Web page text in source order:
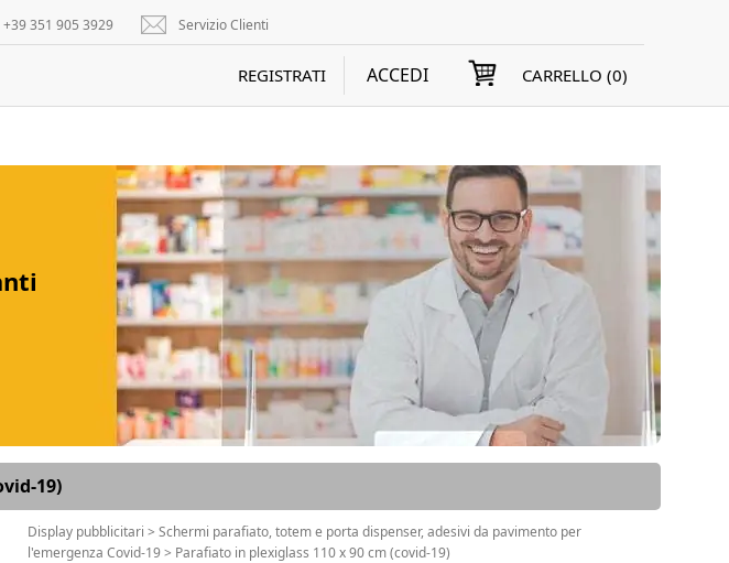
+39 351 905 3929 Servizio Clienti
REGISTRATI ACCEDI CARRELLO (0)
19)
Display pubblicitari > Schermi parafiato, totem e porta dispenser, adesivi da pavimento per
l'emergenza Covid-19> Parafiato in plexiglass 110 x 90 cm (covid-19)